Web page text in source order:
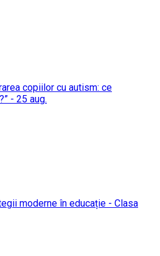
copiilor cu autism: ce
- 25 aug.
moderne în educație - Clasa